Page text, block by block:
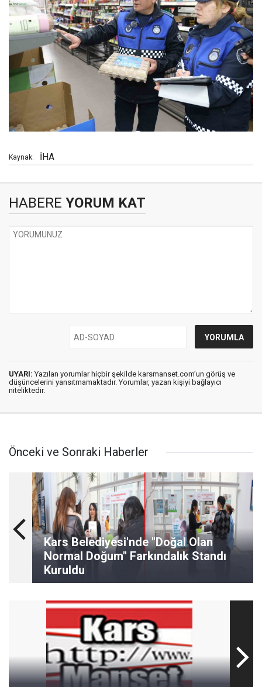
Kaynak: İHA
HABERE YORUM KAT
UYARI: Yazılan yorumlar hiçbir şekilde karsmanset.com’un görüş ve
düşüncelerini yansıtmamaktadır. Yorumlar, yazan kişiyi bağlayıcı
niteliktedir.
Önceki ve Sonraki Haberler
Kars Belediyesi'nde "Doğal Olan
Normal Doğum" Farkındalık Standı
Kuruldu